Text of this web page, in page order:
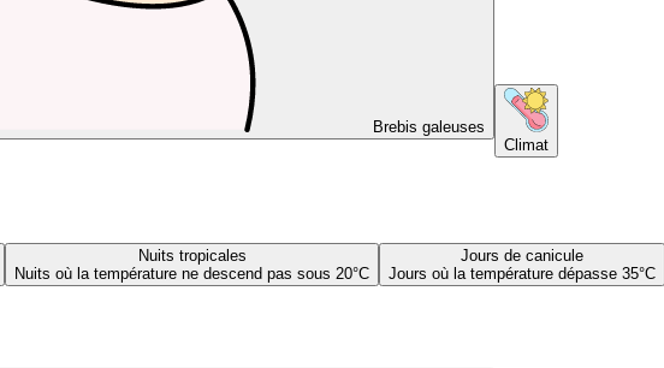
Brebis galeuses
Climat
Nuits tropicales
Nuits où la température ne descend pas sous 20°C
Jours de canicule
Jours où la température dépasse 35°C